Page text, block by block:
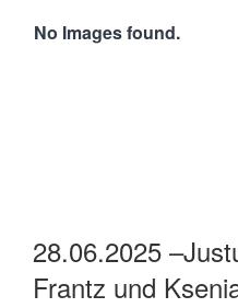
No Images found.
28.06.2025
Frantz und